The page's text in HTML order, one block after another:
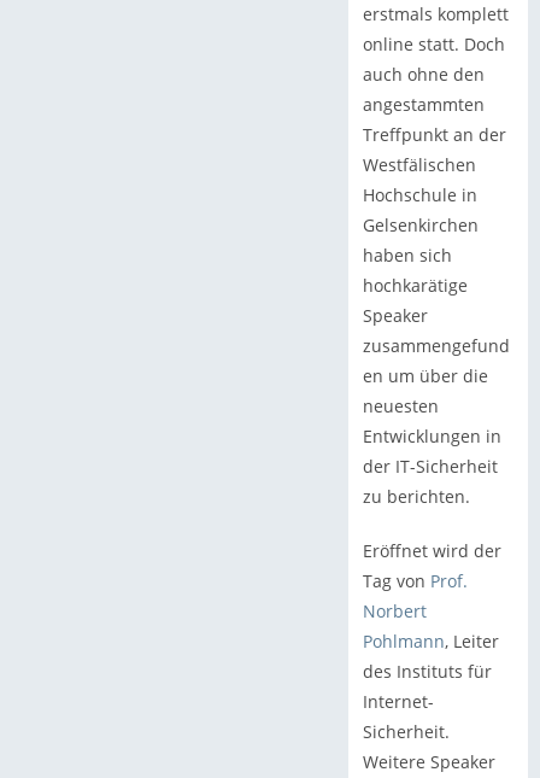
erstmals komplett
online statt. Doch
auch ohne den
angestammten
Treffpunkt an der
Westfälischen
Hochschule in
Gelsenkirchen
haben sich
hochkarätige
Speaker
zusammengefund
en um über die
neuesten
Entwicklungen in
der IT-Sicherheit
zu berichten.
Eröffnet wird der
Tag von Prof.
Norbert
Pohlmann, Leiter
des Instituts für
Internet-
Sicherheit.
Weitere Speaker